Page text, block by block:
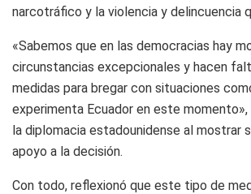
narcotráfico y la violencia y delincuencia
«Sabemos que en las democracias hay
circunstancias excepcionales y hacen
medidas para bregar con situaciones
experimenta Ecuador en este
la diplomacia estadounidense al mostrar
apoyo a la decisión.
Con todo, reflexionó que este tipo de